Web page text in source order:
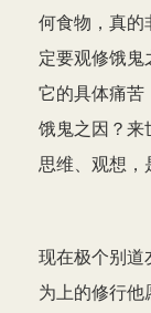
何食物，真的
定要观修饿
它的具体痛苦
饿鬼之因？
思维、观想，
现在极个别道
为上的修行他